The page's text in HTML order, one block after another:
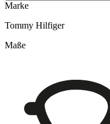
Marke
Tommy Hilfiger
Maße